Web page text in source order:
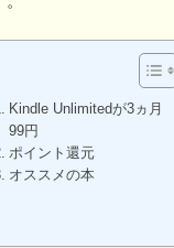
Kindle Unlimitedが3ヵ月
99円
ポイント還元
オススメの本